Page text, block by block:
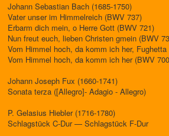
Johann Sebastian Bach (1685-1750)
Vater unser im Himmelreich (BWV 737)
Erbarm dich mein, o Herre Gott (BWV 721)
Nun freut euch, lieben Christen gmein (BWV
Vom Himmel hoch, da komm ich her,
Vom Himmel hoch, da komm ich her (BWV
Johann Joseph Fux (1660-1741)
Sonata terza ([Allegro]- Adagio - Allegro)
P. Gelasius Hiebler (1716-1780)
Schlagstück C-Dur — Schlagstück F-Dur